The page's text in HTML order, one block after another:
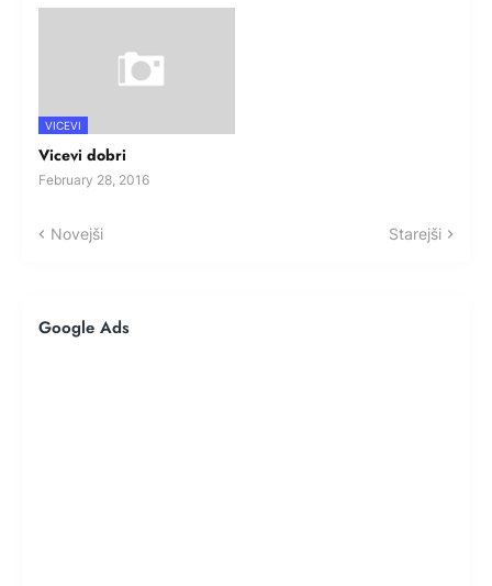
VICEVI
Vicevi dobri
February 28, 2016
Novejši Starejši
Google Ads